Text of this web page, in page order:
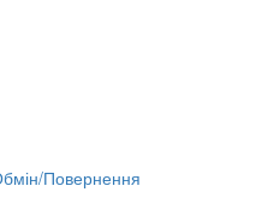
Повернення